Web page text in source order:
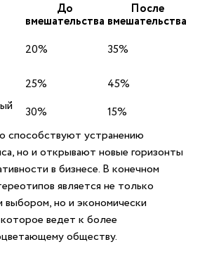
До
⁤вмешательства
После
вмешательства
20%
35%
25%
45%
30%
15%
‌способствуют устранению
​но и открывают новые ⁣горизонты
в бизнесе. ⁢В ⁣конечном
является не только
выбором, но и ‍экономически
ведет к более
обществу.